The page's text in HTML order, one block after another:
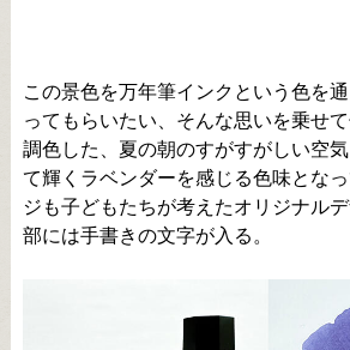
この景色を万年筆インクという色を
ってもらいたい、そんな思いを乗せ
調色した、夏の朝のすがすがしい空
て輝くラベンダーを感じる色味とな
ジも子どもたちが考えたオリジナル
部には手書きの文字が入る。